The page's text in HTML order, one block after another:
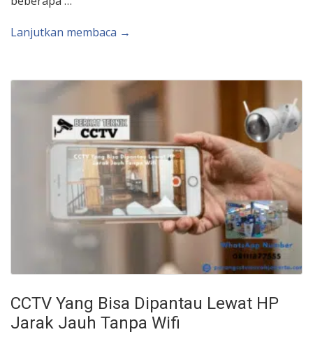
Lanjutkan membaca →
CCTV Yang Bisa Dipantau Lewat HP
Jarak Jauh Tanpa Wifi